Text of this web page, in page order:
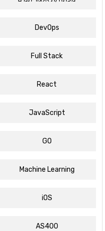
DevOps
Full Stack
React
JavaScript
GO
Machine Learning
iOS
AS400